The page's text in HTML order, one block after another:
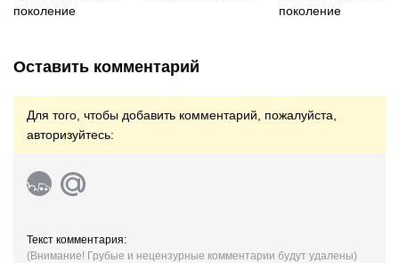
поколение
поколение
Оставить комментарий
Для того, чтобы добавить комментарий, пожалуйста,
авторизуйтесь:
Текст комментария:
(Внимание! Грубые и нецензурные комментарии будут удалены)